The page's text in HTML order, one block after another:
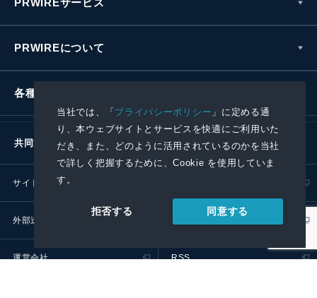
当社では、「プライバシーポリシー 」に定める通
り、本ウェブサイトとサービスを快適にご利用いた
だき、また、どのように活用されているのかを当社
で詳しく把握するために、Cookie を使用していま
す。
拒否する 同意する
PRWIREサービス
PRWIREについて
各種お問い合わせ
共同通信社グループ
サイトポリシー
外部送信ポリシー
運営会社 RSS